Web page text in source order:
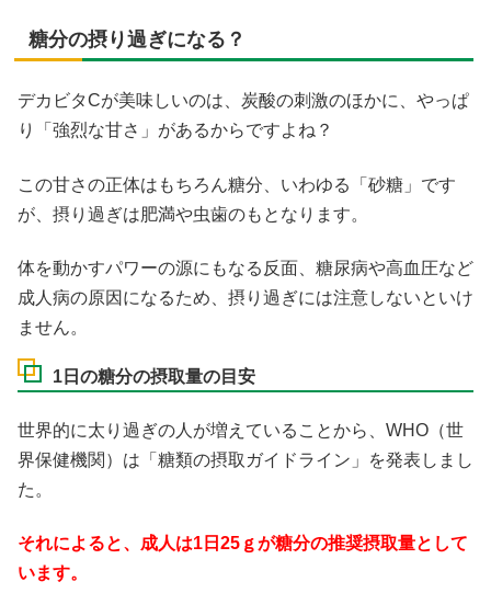
糖分の摂り過ぎになる？
デカビタCが美味しいのは、炭酸の刺激のほかに、やっぱ
り「強烈な甘さ」があるからですよね？
この甘さの正体はもちろん糖分、いわゆる「砂糖」です
が、摂り過ぎは肥満や虫歯のもとなります。
体を動かすパワーの源にもなる反面、糖尿病や高血圧など
成人病の原因になるため、摂り過ぎには注意しないといけ
ません。
1日の糖分の摂取量の目安
世界的に太り過ぎの人が増えていることから、WHO（世
界保健機関）は「糖類の摂取ガイドライン」を発表しまし
た。
それによると、成人は1日25ｇが糖分の推奨摂取量として
います。